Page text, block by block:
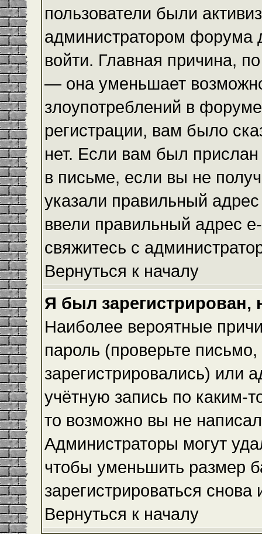
пользователи были
администратором форума
войти. Главная причина,
— она уменьшает
злоупотреблений в
регистрации, вам было
нет. Если вам был
в письме, если вы не
указали правильный
ввели правильный адрес
свяжитесь с
Вернуться к началу
Я был зарегистрирован,
Наиболее вероятные
пароль (проверьте
зарегистрировались) или
учётную запись по каким-
то возможно вы не
Администраторы могут
чтобы уменьшить размер
зарегистрироваться
Вернуться к началу